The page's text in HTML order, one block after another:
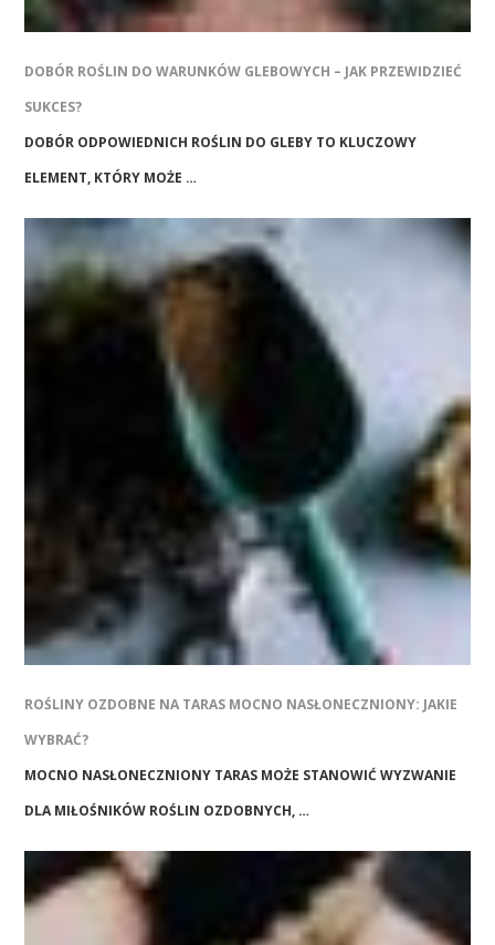
DOBÓR ROŚLIN DO WARUNKÓW GLEBOWYCH – JAK PRZEWIDZIEĆ
SUKCES?
DOBÓR ODPOWIEDNICH ROŚLIN DO GLEBY TO KLUCZOWY
ELEMENT, KTÓRY MOŻE …
ROŚLINY OZDOBNE NA TARAS MOCNO NASŁONECZNIONY: JAKIE
WYBRAĆ?
MOCNO NASŁONECZNIONY TARAS MOŻE STANOWIĆ WYZWANIE
DLA MIŁOŚNIKÓW ROŚLIN OZDOBNYCH, …